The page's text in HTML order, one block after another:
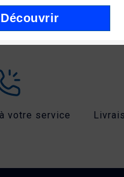
votre service
Découvrir